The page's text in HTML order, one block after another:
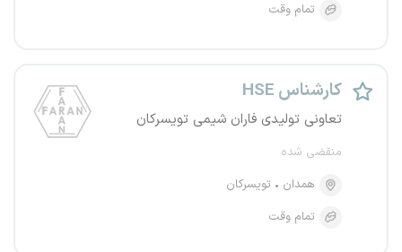
تمام وقت
کارشناس HSE
تعاونی تولیدی فاران شیمی تویسرکان
منقضی شده
همدان
تویسرکان
تمام وقت